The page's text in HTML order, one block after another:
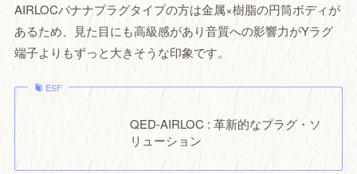
AIRLOCバナナプラグタイプの方は金属×樹脂の円筒ボディが
あるため、見た目にも高級感があり音質への影響力がYラグ
端子よりもずっと大きそうな印象です。
ESF
QED-AIRLOC : 革新的なプラグ・ソ
リューション